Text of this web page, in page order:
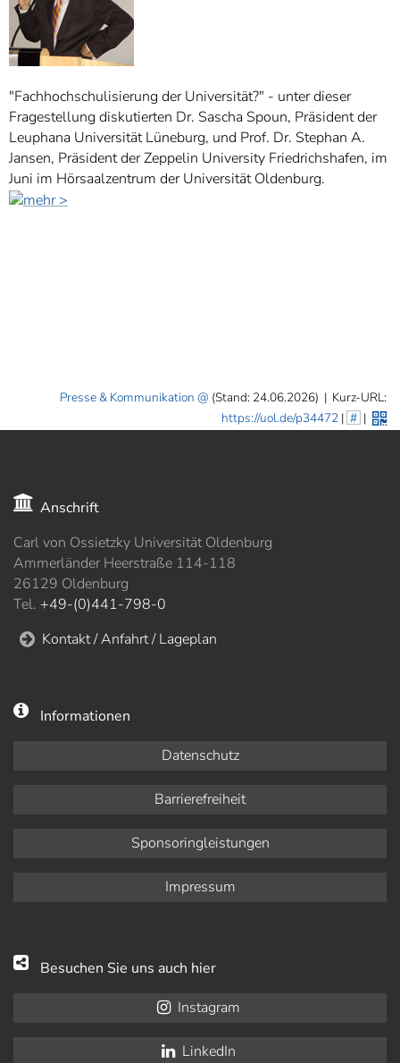
"Fachhochschulisierung der Universität?" - unter dieser
Fragestellung diskutierten Dr. Sascha Spoun, Präsident der
Leuphana Universität Lüneburg, und Prof. Dr. Stephan A.
Jansen, Präsident der Zeppelin University Friedrichshafen, im
Juni im Hörsaalzentrum der Universität Oldenburg.
Presse & Kommunikation (Stand: 24.06.2026) | Kurz-URL:
https://uol.de/p34472| # |
Anschrift
Carl von Ossietzky Universität Oldenburg
Ammerländer Heerstraße 114-118
26129 Oldenburg
Tel. +49-(0)441-798-0
Kontakt / Anfahrt / Lageplan
Informationen
Datenschutz
Barrierefreiheit
Sponsoringleistungen
Impressum
Besuchen Sie uns auch hier
Instagram
LinkedIn